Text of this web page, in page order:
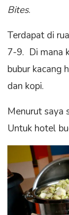
Bites.
Terdapat di
7-9. Di mana
bubur kacang
dan kopi.
Menurut saya
Untuk hotel